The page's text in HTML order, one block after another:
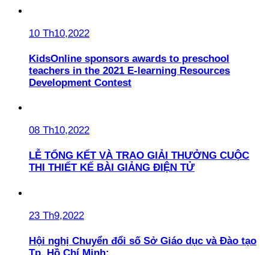
10 Th10,2022
KidsOnline sponsors awards to preschool
teachers in the 2021 E-learning Resources
Development Contest
08 Th10,2022
LỄ TỔNG KẾT VÀ TRAO GIẢI THƯỞNG CUỘC
THI THIẾT KẾ BÀI GIẢNG ĐIỆN TỬ
23 Th9,2022
Hội nghị Chuyển đổi số Sở Giáo dục và Đào tạo